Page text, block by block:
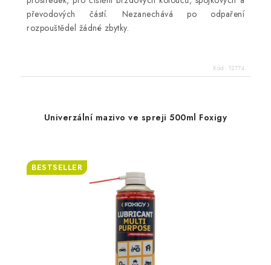
převodových částí. Nezanechává po odpaření
rozpouštědel žádné zbytky.
Kód: 12774
Univerzální mazivo ve spreji 500ml Foxigy
BESTSELLER